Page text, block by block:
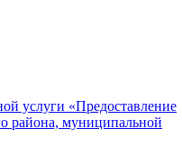
услуги «Предоставление
района, муниципальной